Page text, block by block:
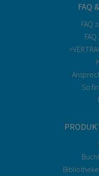
FAQ
FAQ
So